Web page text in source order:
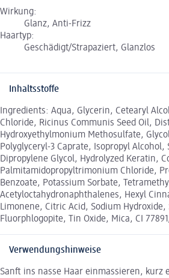
Wirkung:
Glanz, Anti-Frizz
Haartyp:
Geschädigt/Strapaziert, Glanzlos
Inhaltsstoffe
Ingredients: Aqua, Glycerin, Cetearyl
Chloride, Ricinus Communis Seed Oil,
Hydroxyethylmonium Methosulfate,
Polyglyceryl-3 Caprate, Isopropyl
Dipropylene Glycol, Hydrolyzed Keratin,
Palmitamidopropyltrimonium Chloride,
Benzoate, Potassium Sorbate,
Acetyloctahydronaphthalenes, Hexyl
Limonene, Citric Acid, Sodium Hydroxide,
Fluorphlogopite, Tin Oxide, Mica, CI
Verwendungshinweise
Sanft ins nasse Haar einmassieren, kurz